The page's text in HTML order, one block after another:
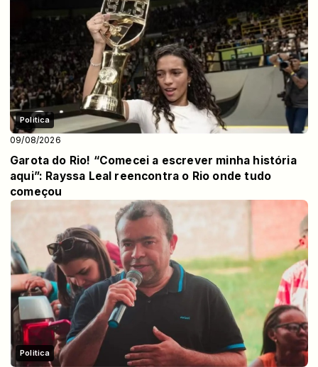
Politica
09/08/2026
Garota do Rio! “Comecei a escrever minha história
aqui”: Rayssa Leal reencontra o Rio onde tudo
começou
Politica